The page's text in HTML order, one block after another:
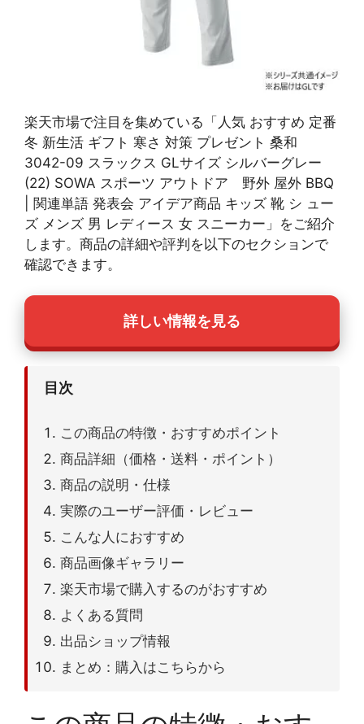
楽天市場で注目を集めている「人気 おすすめ 定番
冬 新生活 ギフト 寒さ 対策 プレゼント 桑和
3042-09 スラックス GLサイズ シルバーグレー
(22) SOWA スポーツ アウトドア 野外 屋外 BBQ
| 関連単語 発表会 アイデア商品 キッズ 靴 シ ュー
ズ メンズ 男 レディース 女 スニーカー」をご紹介
します。商品の詳細や評判を以下のセクションで
確認できます。
詳しい情報を見る
目次
この商品の特徴・おすすめポイント
商品詳細（価格・送料・ポイント）
商品の説明・仕様
実際のユーザー評価・レビュー
こんな人におすすめ
商品画像ギャラリー
楽天市場で購入するのがおすすめ
よくある質問
出品ショップ情報
まとめ：購入はこちらから